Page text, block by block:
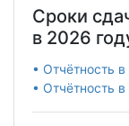
Сроки
в 2026
• Отчётность
• Отчётность